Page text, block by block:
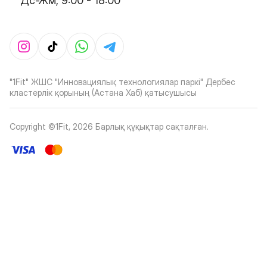
"1Fit" ЖШС "Инновациялық технологиялар паркі" Дербес
кластерлік қорының (Астана Хаб) қатысушысы
Copyright ©1Fit, 2026 Барлық құқықтар сақталған.